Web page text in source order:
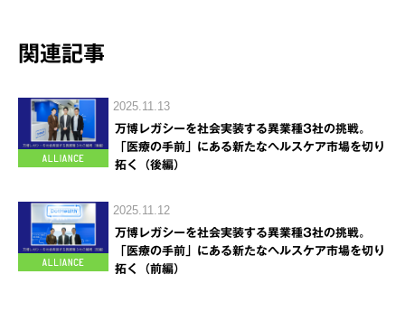
関連記事
2025.11.13
万博レガシーを社会実装する異業種3社の挑戦。
「医療の手前」にある新たなヘルスケア市場を切り
拓く（後編）
2025.11.12
万博レガシーを社会実装する異業種3社の挑戦。
「医療の手前」にある新たなヘルスケア市場を切り
拓く（前編）